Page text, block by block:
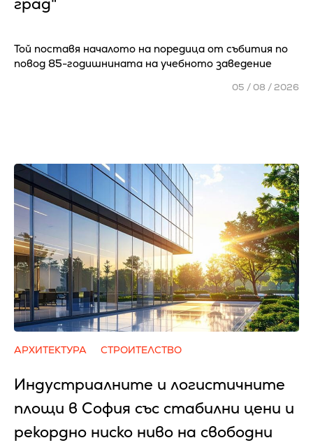
град"
Той поставя началото на поредица от събития по
повод 85-годишнината на учебното заведение
05 / 08 / 2026
АРХИТЕКТУРА СТРОИТЕЛСТВО
Индустриалните и логистичните
площи в София със стабилни цени и
рекордно ниско ниво на свободни